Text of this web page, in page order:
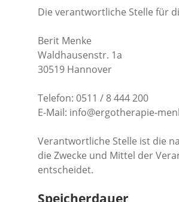
Die verantwortliche Stelle für
Berit Menke
Waldhausenstr. 1a
30519 Hannover
Telefon: 0511 / 8 444 200
E-Mail: info@ergotherapie-
Verantwortliche Stelle ist die
die Zwecke und Mittel der
entscheidet.
Speicherdauer